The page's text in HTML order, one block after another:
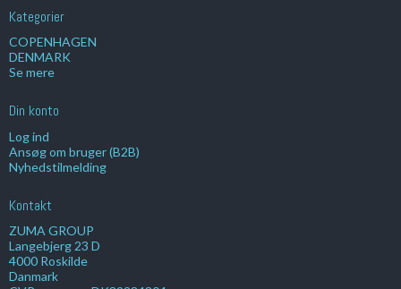
Kategorier
COPENHAGEN
DENMARK
Se mere
Din konto
Log ind
Ansøg om bruger (B2B)
Nyhedstilmelding
Kontakt
ZUMA GROUP
Langebjerg 23 D
4000 Roskilde
Danmark